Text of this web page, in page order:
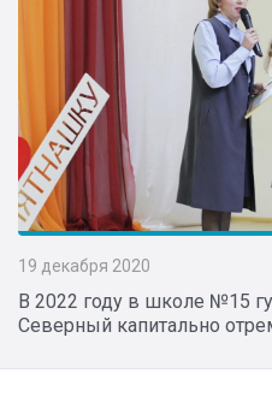
19 декабря 2020
В 2022 году в школе №15
Северный капитально